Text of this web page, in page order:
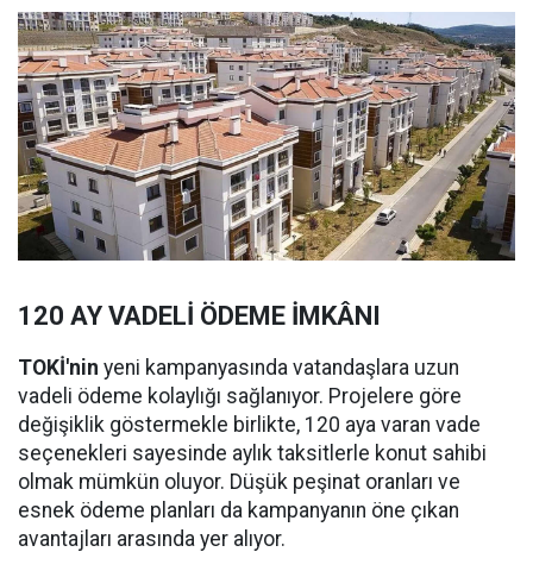
120 AY VADELİ ÖDEME İMKÂNI
TOKİ'nin yeni kampanyasında vatandaşlara uzun
vadeli ödeme kolaylığı sağlanıyor. Projelere göre
değişiklik göstermekle birlikte, 120 aya varan vade
seçenekleri sayesinde aylık taksitlerle konut sahibi
olmak mümkün oluyor. Düşük peşinat oranları ve
esnek ödeme planları da kampanyanın öne çıkan
avantajları arasında yer alıyor.